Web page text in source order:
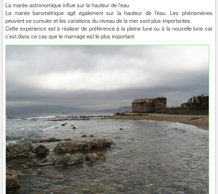
La marée astronomique influe sur la hauteur de l’eau.
La marée barométrique agit également sur la hauteur de l’eau. Les phénomènes
peuvent se cumuler et les variations du niveau de la mer sont plus importantes.
Cette expérience est à réaliser de préférence à la pleine lune ou à la nouvelle lune car
c’est dans ce cas que le marnage est le plus important.